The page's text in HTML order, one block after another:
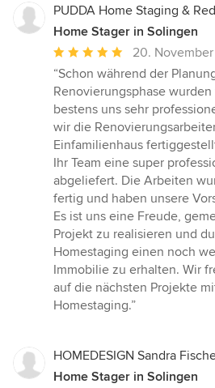
PUDDA Home Staging &
Home Stager in Solingen
Durchschnittliche
Bewertung:
5
von
5
Sternen
20.
“Schon während der
Renovierungsphase
bestens uns sehr
wir die
Einfamilienhaus
Ihr Team eine super
abgeliefert. Die Arbeiten
fertig und haben unsere
Es ist uns eine Freude,
Projekt zu realisieren und
Homestaging einen noch
Immobilie zu erhalten. Wir
auf die nächsten Projekte
Homestaging.”
HOMEDESIGN Sandra
Home Stager in Solingen